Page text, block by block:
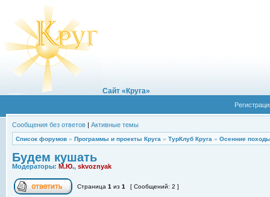
Сайт «Круга»
Сообщения без ответов | Активные темы
Список форумов » Программы и проекты Круга » ТурКлуб Круга » Осенние
Будем кушать
Модераторы: М.Ю., skvoznyak
Страница 1 из 1 [ Сообщений: 2 ]